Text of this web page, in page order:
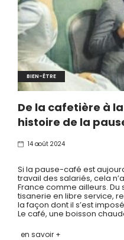
BIEN-ÊTRE
De la cafetière à
histoire de la
14 août 2024
Si la pause-café est
travail des salariés, cela
France comme ailleurs.
tisanerie en libre service,
la façon dont il s’est
Le café, une boisson
en savoir +